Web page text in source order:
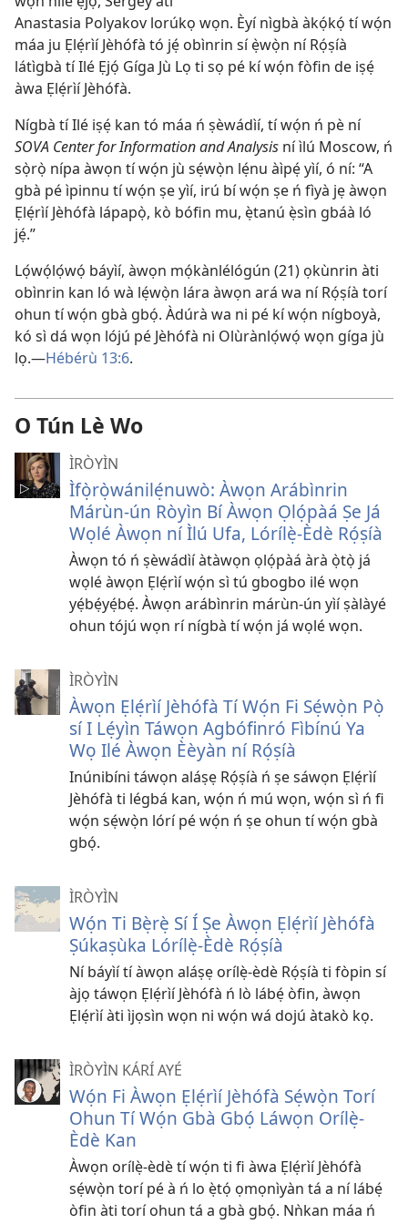
Anastasia Polyakov lorúkọ wọn. Èyí nìgbà àkọ́kọ́ tí wọ́n
máa ju Ẹlẹ́rìí Jèhófà tó jẹ́ obìnrin sí ẹ̀wọ̀n ní Rọ́ṣíà
látìgbà tí Ilé Ẹjọ́ Gíga Jù Lọ ti sọ pé kí wọ́n fòfin de iṣẹ́
àwa Ẹlẹ́rìí Jèhófà.
Nígbà tí Ilé iṣẹ́ kan tó máa ń ṣèwádìí, tí wọ́n ń pè ní
SOVA Center for Information and Analysis ní ìlú Moscow, ń
sọ̀rọ̀ nípa àwọn tí wọ́n jù sẹ́wọ̀n lẹ́nu àìpẹ́ yìí, ó ní: “A
gbà pé ìpinnu tí wọ́n ṣe yìí, irú bí wọ́n ṣe ń fìyà jẹ àwọn
Ẹlẹ́rìí Jèhófà lápapọ̀, kò bófin mu, ẹ̀tanú ẹ̀sìn gbáà ló
jẹ́.”
Lọ́wọ́lọ́wọ́ báyìí, àwọn mọ́kànlélógún (21) ọkùnrin àti
obìnrin kan ló wà lẹ́wọ̀n lára àwọn ará wa ní Rọ́ṣíà torí
ohun tí wọ́n gbà gbọ́. Àdúrà wa ni pé kí wọ́n nígboyà,
kó sì dá wọn lójú pé Jèhófà ni Olùrànlọ́wọ́ wọn gíga jù
lọ.​—Hébérù 13:6.
O Tún Lè Wo
ÌRÒYÌN
Ìfọ̀rọ̀wánilẹ́nuwò: Àwọn Arábìnrin
Márùn-ún Ròyìn Bí Àwọn Ọlọ́pàá Ṣe Já
Wọlé Àwọn ní Ìlú Ufa, Lórílẹ̀-Èdè Rọ́ṣíà
Àwọn tó ń ṣèwádìí àtàwọn ọlọ́pàá àrà ọ̀tọ̀ já
wọlé àwọn Ẹlẹ́rìí wọ́n sì tú gbogbo ilé wọn
yẹ́bẹ́yẹ́bẹ́. Àwọn arábìnrin márùn-ún yìí ṣàlàyé
ohun tójú wọn rí nígbà tí wọ́n já wọlé wọn.
ÌRÒYÌN
Àwọn Ẹlẹ́rìí Jèhófà Tí Wọ́n Fi Sẹ́wọ̀n Pọ̀
sí I Lẹ́yìn Táwọn Agbófinró Fìbínú Ya
Wọ Ilé Àwọn Èèyàn ní Rọ́ṣíà
Inúnibíni táwọn aláṣẹ Rọ́ṣíà ń ṣe sáwọn Ẹlẹ́rìí
Jèhófà ti légbá kan, wọ́n ń mú wọn, wọ́n sì ń fi
wọ́n sẹ́wọ̀n lórí pé wọ́n ń ṣe ohun tí wọ́n gbà
gbọ́.
ÌRÒYÌN
Wọ́n Ti Bẹ̀rẹ̀ Sí Í Ṣe Àwọn Ẹlẹ́rìí Jèhófà
Ṣúkaṣùka Lórílẹ̀-Èdè Rọ́ṣíà
Ní báyìí tí àwọn aláṣẹ orílẹ̀-èdè Rọ́ṣíà ti fòpin sí
àjọ táwọn Ẹlẹ́rìí Jèhófà ń lò lábẹ́ òfin, àwọn
Ẹlẹ́rìí àti ìjọsìn wọn ni wọ́n wá dojú àtakò kọ.
ÌRÒYÌN KÁRÍ AYÉ
Wọ́n Fi Àwọn Ẹlẹ́rìí Jèhófà Sẹ́wọ̀n Torí
Ohun Tí Wọ́n Gbà Gbọ́ Láwọn Orílẹ̀-
Èdè Kan
Àwọn orílẹ̀-èdè tí wọ́n ti fi àwa Ẹlẹ́rìí Jèhófà
sẹ́wọ̀n torí pé à ń lo ẹ̀tọ́ ọmọnìyàn tá a ní lábẹ́
òfin àti torí ohun tá a gbà gbọ́. Nǹkan máa ń